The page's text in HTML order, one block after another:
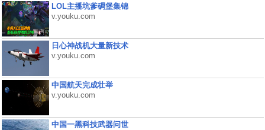
LOL主播坑爹碉堡集锦
v.youku.com
日心神战机大量新技术
v.youku.com
中国航天完成壮举
v.youku.com
中国一黑科技武器问世